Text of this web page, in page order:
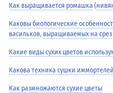
Как выращивается ромашка(
Каковы биологические
васильков, выращиваемых на срез
Какие виды сухих цветов
Какова техника сушки иммортелей
Как размножаются сухие цветы